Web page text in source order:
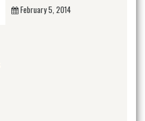
February 5, 2014